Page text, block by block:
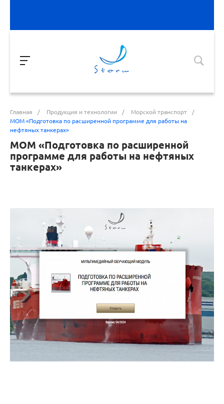
Главная / Продукция и технологии / Морской транспорт
/
МОМ «Подготовка по расширенной программе для работы на
нефтяных танкерах»
МОМ «Подготовка по расширенной
программе для работы на нефтяных
танкерах»